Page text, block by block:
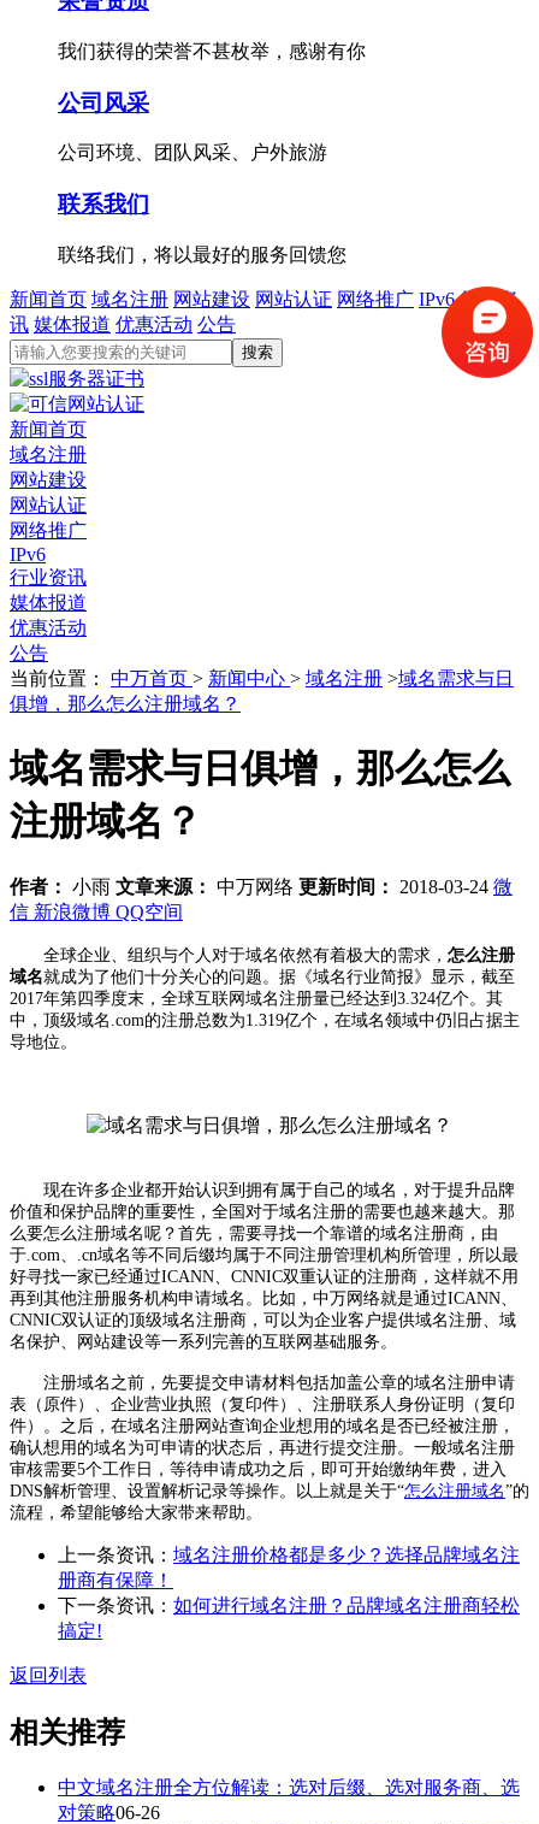
我们获得的荣誉不甚枚举，感谢有你
公司风采
公司环境、团队风采、户外旅游
联系我们
联络我们，将以最好的服务回馈您
新闻首页 域名注册 网站建设 网站认证 网络推广 IPv6 行业资
讯 媒体报道 优惠活动 公告
新闻首页
域名注册
网站建设
网站认证
网络推广
IPv6
行业资讯
媒体报道
优惠活动
公告
当前位置： 中万首页 > 新闻中心 > 域名注册 >域名需求与日
俱增，那么怎么注册域名？
域名需求与日俱增，那么怎么
注册域名？
作者： 小雨 文章来源： 中万网络 更新时间： 2018-03-24 微
信 新浪微博 QQ空间
全球企业、组织与个人对于域名依然有着极大的需求， 怎么注册
域名就成为了他们十分关心的问题。据《域名行业简报》显示，截至
2017年第四季度末，全球互联网域名注册量已经达到3.324亿个。其
中，顶级域名.com的注册总数为1.319亿个，在域名领域中仍旧占据主
导地位。
现在许多企业都开始认识到拥有属于自己的域名，对于提升品牌
价值和保护品牌的重要性，全国对于域名注册的需要也越来越大。那
么要怎么注册域名呢？首先，需要寻找一个靠谱的域名注册商，由
于.com、.cn域名等不同后缀均属于不同注册管理机构所管理，所以最
好寻找一家已经通过ICANN、CNNIC双重认证的注册商，这样就不用
再到其他注册服务机构申请域名。比如，中万网络就是通过ICANN、
CNNIC双认证的顶级域名注册商，可以为企业客户提供域名注册、域
名保护、网站建设等一系列完善的互联网基础服务。
注册域名之前，先要提交申请材料包括加盖公章的域名注册申请
表（原件）、企业营业执照（复印件）、注册联系人身份证明（复印
件）。之后，在域名注册网站查询企业想用的域名是否已经被注册，
确认想用的域名为可申请的状态后，再进行提交注册。一般域名注册
审核需要5个工作日，等待申请成功之后，即可开始缴纳年费，进入
DNS解析管理、设置解析记录等操作。以上就是关于“怎么注册域名”的
流程，希望能够给大家带来帮助。
上一条资讯： 域名注册价格都是多少？选择品牌域名注
册商有保障！
下一条资讯： 如何进行域名注册？品牌域名注册商轻松
搞定!
返回列表
相关推荐
中文域名注册全方位解读：选对后缀、选对服务商、选
对策略06-26